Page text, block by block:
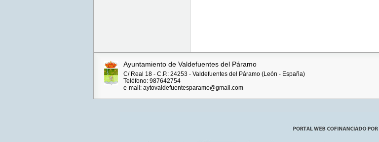
Ayuntamiento de Valdefuentes del Páramo
C/ Real 18 - C.P.: 24253 - Valdefuentes del Páramo (León - España)
Teléfono: 987642754
e-mail: aytovaldefuentesparamo@gmail.com